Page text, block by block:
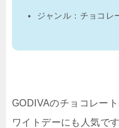
ジャンル：チョコレ
GODIVAのチョコレー
ワイトデーにも人気です